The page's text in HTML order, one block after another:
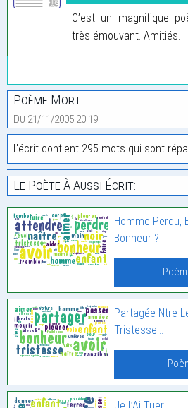
C’est un magnifique
très émouvant. Amitiés.
Poème Mort
Du 21/11/2005 20:19
L'écrit contient 295 mots qui sont
Le Poète À Aussi Écrit:
Homme Perdu,
Bonheur ?
Partagée Ntre
Tristesse…
Je L’Ai Tuer